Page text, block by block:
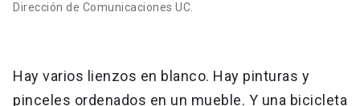
Dirección de Comunicaciones UC.
Hay varios lienzos en blanco. Hay pinturas y
pinceles ordenados en un mueble. Y una bicicleta